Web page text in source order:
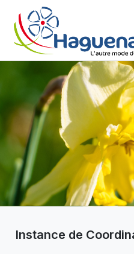
Panneau de gestion des
Aller au contenu principal
Aller au menu
Aller au moteur de
Instance de